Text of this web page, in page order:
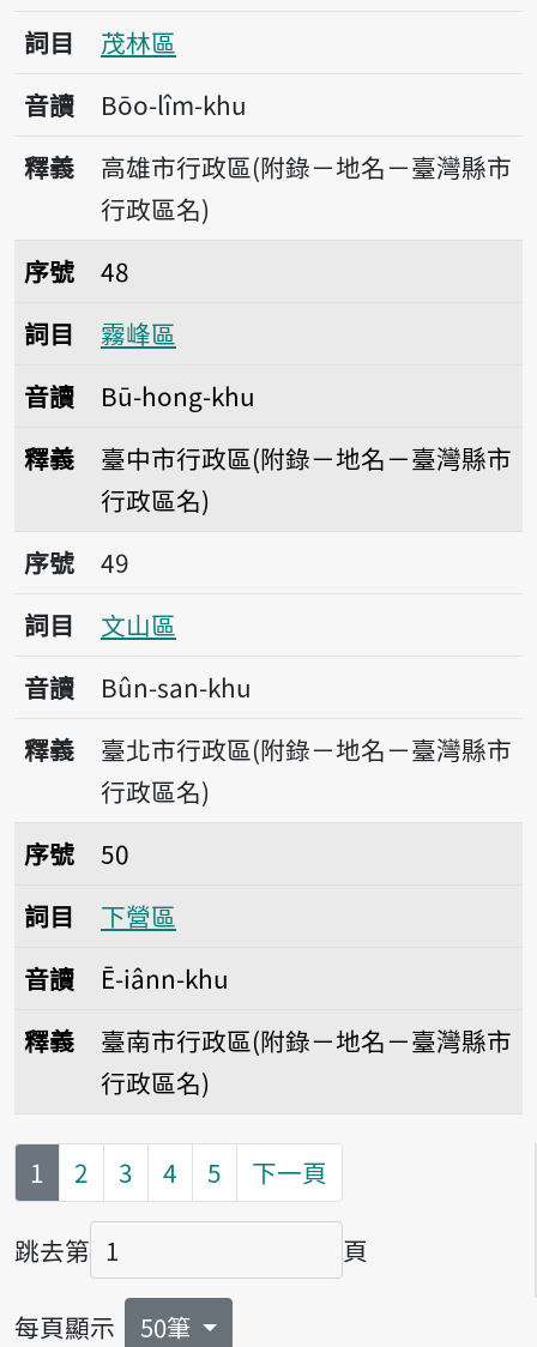
詞目
茂林區
音讀
Bōo-lîm-khu
釋義
高雄市行政區(附錄－地名－臺灣縣市
行政區名)
序號48霧峰區
序號
48
詞目
霧峰區
音讀
Bū-hong-khu
釋義
臺中市行政區(附錄－地名－臺灣縣市
行政區名)
序號49文山區
序號
49
詞目
文山區
音讀
Bûn-san-khu
釋義
臺北市行政區(附錄－地名－臺灣縣市
行政區名)
序號50下營區
序號
50
詞目
下營區
音讀
Ē-iânn-khu
釋義
臺南市行政區(附錄－地名－臺灣縣市
行政區名)
第
1 2 3 4 5 下一頁
跳去第
頁碼
頁
每頁顯示 50筆